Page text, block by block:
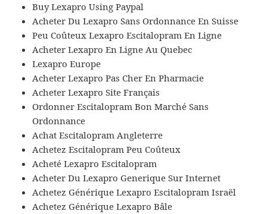
Buy Lexapro Using Paypal
Acheter Du Lexapro Sans Ordonnance En Suisse
Peu Coûteux Lexapro Escitalopram En Ligne
Acheter Lexapro En Ligne Au Quebec
Lexapro Europe
Acheter Lexapro Pas Cher En Pharmacie
Acheter Lexapro Site Français
Ordonner Escitalopram Bon Marché Sans
Ordonnance
Achat Escitalopram Angleterre
Achetez Escitalopram Peu Coûteux
Acheté Lexapro Escitalopram
Acheter Du Lexapro Generique Sur Internet
Achetez Générique Lexapro Escitalopram Israël
Achetez Générique Lexapro Bâle